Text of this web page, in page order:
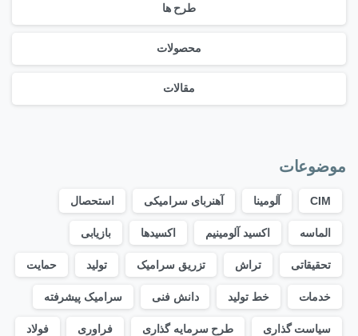
طرح ها
محصولات
مقالات
موضوعات
CIM آلومینا آهنربای سرامیکی استحصال
الماسه اکسید آلومینیم اکسیدها بازیابی
تحقیقاتی تراش تزریق سرامیک تولید حمایت
خدمات خط تولید دانش فنی سرامیک پیشرفته
سیاست گذاری طرح سرمایه گذاری فراوری فولاد